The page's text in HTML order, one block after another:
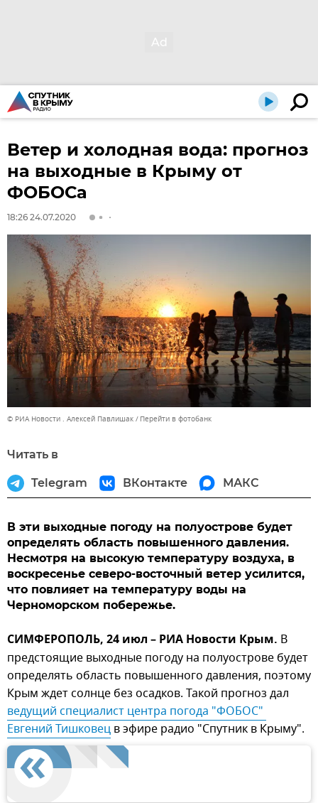
Ветер и холодная вода: прогноз
на выходные в Крыму от
ФОБОСа
18:26 24.07.2020
© РИА Новости . Алексей Павлишак Перейти в фотобанк
Читать в
Telegram ВКонтакте МАКС
В эти выходные погоду на полуострове будет
определять область повышенного давления.
Несмотря на высокую температуру воздуха, в
воскресенье северо-восточный ветер усилится,
что повлияет на температуру воды на
Черноморском побережье.
СИМФЕРОПОЛЬ, 24 июл – РИА Новости Крым. В
предстоящие выходные погоду на полуострове будет
определять область повышенного давления, поэтому
Крым ждет солнце без осадков. Такой прогноз дал
ведущий специалист центра погода "ФОБОС"
Евгений Тишковец в эфире радио "Спутник в Крыму".